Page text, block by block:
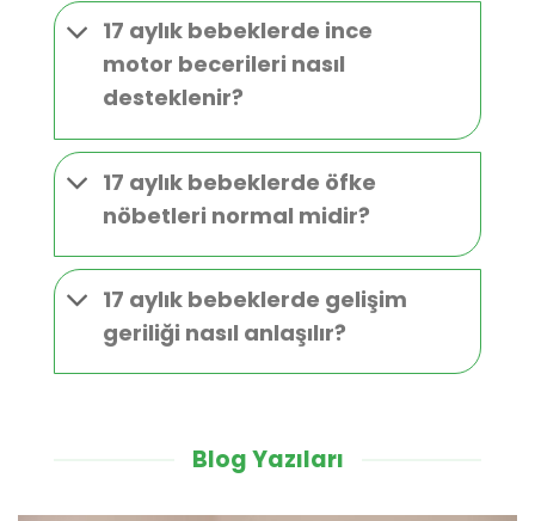
17 aylık bebeklerde ince
motor becerileri nasıl
desteklenir?
17 aylık bebeklerde öfke
nöbetleri normal midir?
17 aylık bebeklerde gelişim
geriliği nasıl anlaşılır?
Blog Yazıları